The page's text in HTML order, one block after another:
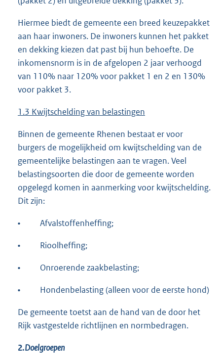
Hiermee biedt de gemeente een breed keuzepakket
aan haar inwoners. De inwoners kunnen het pakket
en dekking kiezen dat past bij hun behoefte. De
inkomensnorm is in de afgelopen 2 jaar verhoogd
van 110% naar 120% voor pakket 1 en 2 en 130%
voor pakket 3.
1.3 Kwijtschelding van belastingen
Binnen de gemeente Rhenen bestaat er voor
burgers de mogelijkheid om kwijtschelding van de
gemeentelijke belastingen aan te vragen. Veel
belastingsoorten die door de gemeente worden
opgelegd komen in aanmerking voor kwijtschelding.
Dit zijn:
• Afvalstoffenheffing;
• Rioolheffing;
• Onroerende zaakbelasting;
• Hondenbelasting (alleen voor de eerste hond)
De gemeente toetst aan de hand van de door het
Rijk vastgestelde richtlijnen en normbedragen.
2.Doelgroepen